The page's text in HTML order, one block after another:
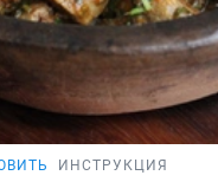
ИНСТРУКЦИЯ